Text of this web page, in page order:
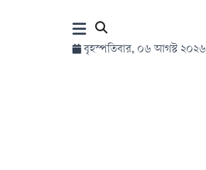
বৃহস্পতিবার, ০৬ আগস্ট ২০২৬